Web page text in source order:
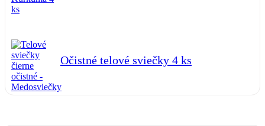
Očistné telové sviečky 4 ks